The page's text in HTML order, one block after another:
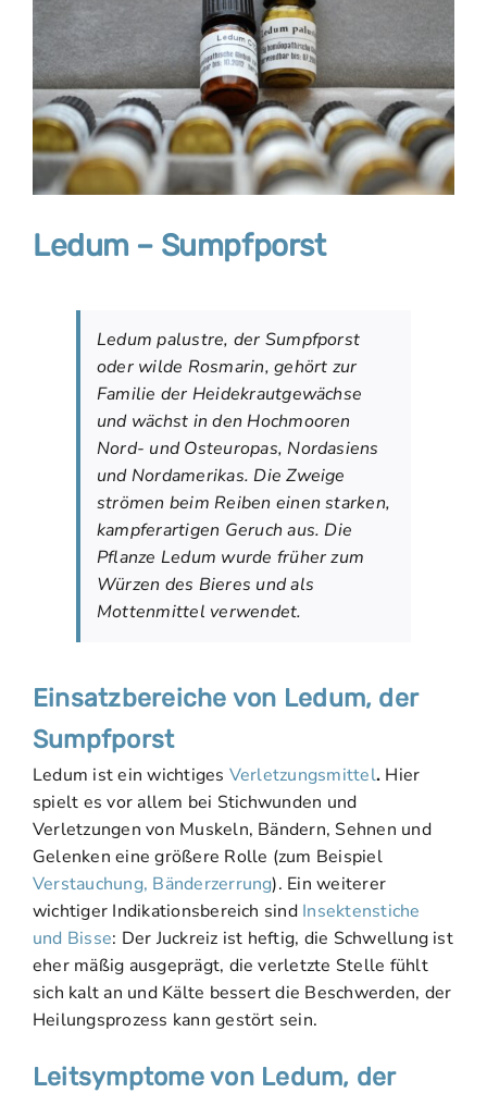
Ledum – Sumpfporst
Ledum palustre, der Sumpfporst
oder wilde Rosmarin, gehört zur
Familie der Heidekrautgewächse
und wächst in den Hochmooren
Nord- und Osteuropas, Nordasiens
und Nordamerikas. Die Zweige
strömen beim Reiben einen starken,
kampferartigen Geruch aus. Die
Pflanze Ledum wurde früher zum
Würzen des Bieres und als
Mottenmittel verwendet.
Einsatzbereiche von Ledum, der
Sumpfporst
Ledum ist ein wichtiges Verletzungsmittel. Hier
spielt es vor allem bei Stichwunden und
Verletzungen von Muskeln, Bändern, Sehnen und
Gelenken eine größere Rolle (zum Beispiel
Verstauchung, Bänderzerrung). Ein weiterer
wichtiger Indikationsbereich sind Insektenstiche
und Bisse: Der Juckreiz ist heftig, die Schwellung ist
eher mäßig ausgeprägt, die verletzte Stelle fühlt
sich kalt an und Kälte bessert die Beschwerden, der
Heilungsprozess kann gestört sein.
Leitsymptome von Ledum, der